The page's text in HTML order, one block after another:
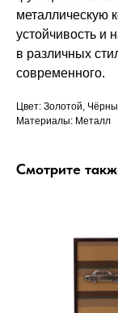
металлическую
устойчивость и
в различных
современного.
Цвет: Золотой,
Материалы: Металл
Смотрите